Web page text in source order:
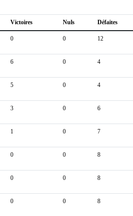
Victoires Nuls Défaites
0 0 12
6 0 4
5 0 4
3 0 6
1 0 7
0 0 8
0 0 8
0 0 8